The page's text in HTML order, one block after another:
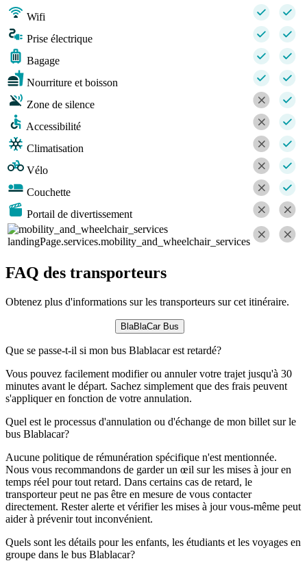
Wifi
Prise électrique
Bagage
Nourriture et boisson
Zone de silence
Accessibilité
Climatisation
Vélo
Couchette
Portail de divertissement
landingPage.services.mobility_and_wheelchair_services
FAQ des transporteurs
Obtenez plus d'informations sur les transporteurs sur cet itinéraire.
BlaBlaCar Bus
Que se passe-t-il si mon bus Blablacar est retardé?
Vous pouvez facilement modifier ou annuler votre trajet jusqu'à 30
minutes avant le départ. Sachez simplement que des frais peuvent
s'appliquer en fonction de votre annulation.
Quel est le processus d'annulation ou d'échange de mon billet sur le
bus Blablacar?
Aucune politique de rémunération spécifique n'est mentionnée.
Nous vous recommandons de garder un œil sur les mises à jour en
temps réel pour tout retard. Dans certains cas de retard, le
transporteur peut ne pas être en mesure de vous contacter
directement. Rester alerte et vérifier les mises à jour vous-même peut
aider à prévenir tout inconvénient.
Quels sont les détails pour les enfants, les étudiants et les voyages en
groupe dans le bus Blablacar?